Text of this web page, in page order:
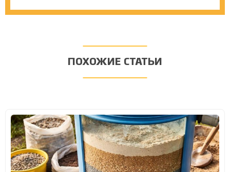
ПОХОЖИЕ СТАТЬИ